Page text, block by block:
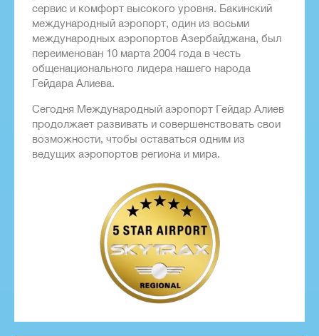
сервис и комфорт высокого уровня. Бакинский
международный аэропорт, один из восьми
международных аэропортов Азербайджана, был
переименован 10 марта 2004 года в честь
общенационального лидера нашего народа
Гейдара Алиева.
Сегодня Международный аэропорт Гейдар Алиев
продолжает развивать и совершенствовать свои
возможности, чтобы оставаться одним из
ведущих аэропортов региона и мира.